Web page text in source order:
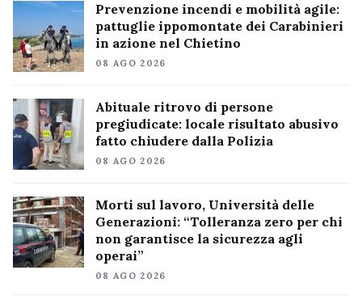
Prevenzione incendi e mobilità agile:
pattuglie ippomontate dei Carabinieri
in azione nel Chietino
08 AGO 2026
Abituale ritrovo di persone
pregiudicate: locale risultato abusivo
fatto chiudere dalla Polizia
08 AGO 2026
Morti sul lavoro, Università delle
Generazioni: “Tolleranza zero per chi
non garantisce la sicurezza agli
operai”
08 AGO 2026